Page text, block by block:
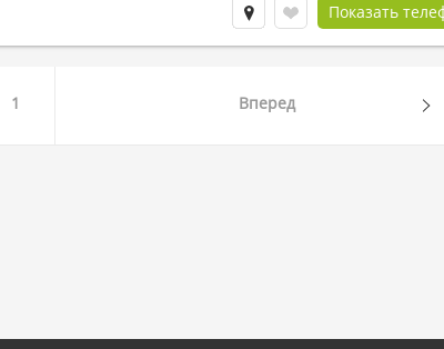
Показать
1 Вперед